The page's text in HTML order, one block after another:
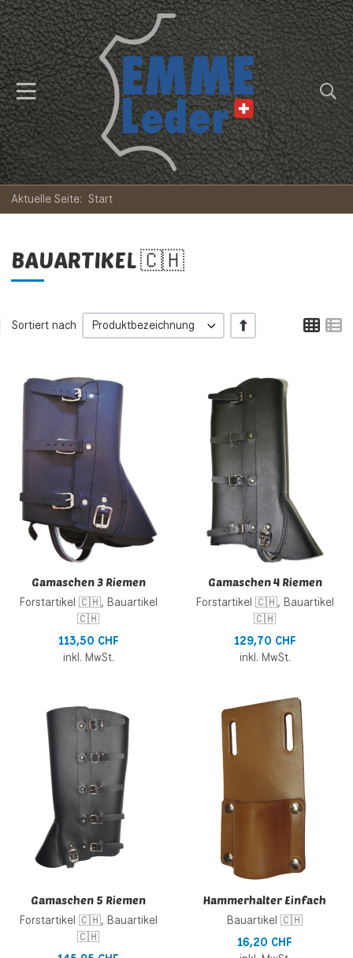
Aktuelle Seite: Start
BAUARTIKEL 🇨🇭
Sortiert nach Produktbezeichnung +/-
Zur Wunschliste hinzufügen
Zur Vergleichsliste hinzufügen
Schnellansicht
Gamaschen 3 Riemen
Forstartikel 🇨🇭, Bauartikel
🇨🇭
113,50 CHF
inkl. MwSt.
Gamaschen 4 Riemen
Forstartikel 🇨🇭, Bauartikel
🇨🇭
129,70 CHF
inkl. MwSt.
Zur Wunschliste hinzufügen
Zur Vergleichsliste hinzufügen
Schnellansicht
Gamaschen 5 Riemen
Forstartikel 🇨🇭, Bauartikel
🇨🇭
Hammerhalter Einfach
Bauartikel 🇨🇭
16,20 CHF